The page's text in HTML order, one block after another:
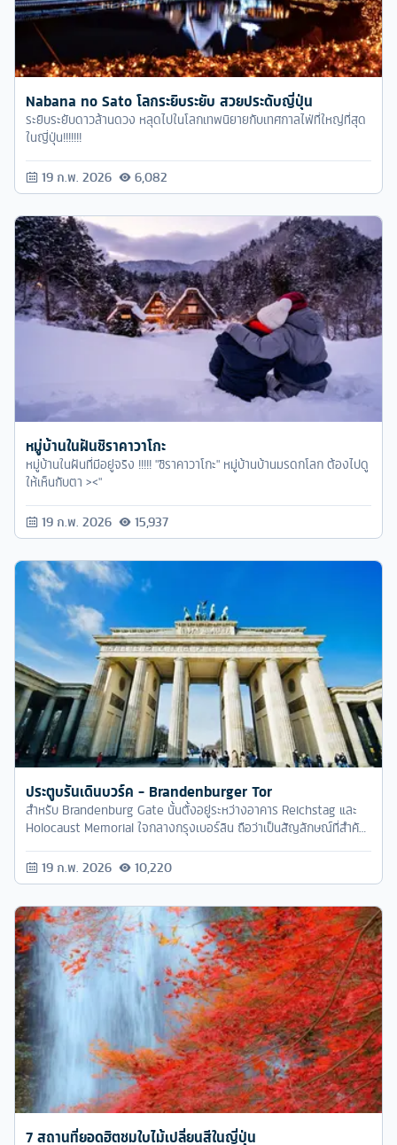
Nabana no Sato โลกระยิบระยับ สวยประดับญี่ปุ่น
ระยิบระยับดาวล้านดวง หลุดไปในโลกเทพนิยายกับเทศกาลไฟ่ที่ใหญ่ที่สุด
ในญี่ปุ่น!!!!!!!
19 ก.พ. 2026 6,082
หมู่บ้านในฝันชิราคาวาโกะ
หมู่บ้านในฝันที่มีอยู่จริง !!!!! "ชิราคาวาโกะ" หมู่บ้านบ้านมรดกโลก ต้องไปดู
ให้เห็นกับตา ><"
19 ก.พ. 2026 15,937
ประตูบรันเดินบวร์ค - Brandenburger Tor
สำหรับ Brandenburg Gate นั้นตั้งอยู่ระหว่างอาคาร Reichstag และ
Holocaust Memorial ใจกลางกรุงเบอร์ลิน ถือว่าเป็นสัญลักษณ์ที่สำคัญ
19 ก.พ. 2026 10,220
7 สถานที่ยอดฮิตชมใบไม้เปลี่ยนสีในญี่ปุ่น